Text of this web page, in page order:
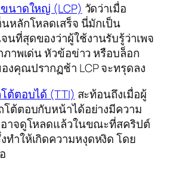
ขนาดใหญ่ (LCP) วัดว่าเมื่อ
หลักโหลดเสร็จ นี่มักเป็น
ที่สุดของว่าผู้ใช้งานรับรู้ว่าเพจ
ภาพเด่น หัวข้อข่าว หรือบล็อก
งคุณปรากฏช้า LCP จะทรุดลง
ต้ตอบได้ (TTI) สะท้อนถึงเมื่อผู้
โต้ตอบกับหน้าได้อย่างมีความ
อาจดูโหลดแล้วในขณะที่สคริปต์
ทำให้เกิดความหงุดหงิด โดย